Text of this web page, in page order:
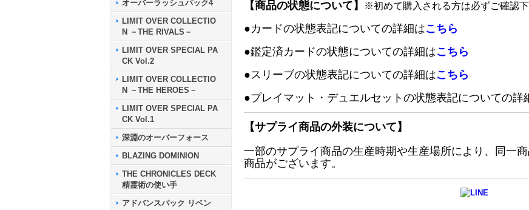
オーバーラッシュパック4
LIMIT OVER COLLECTIO
N －THE RIVALS－
LIMIT OVER SPECIAL PA
CK Vol.2
LIMIT OVER COLLECTIO
N －THE HEROES－
LIMIT OVER SPECIAL PA
CK Vol.1
深淵のオーバーフォース
BLAZING DOMINION
THE CHRONICLES DECK
精霊術の使い手
アドバンスパック リベン
【商品の状態について】 ※初めて購入される方は必ずご確認下
●カードの状態表記についての詳細はこちら
●鑑定済カードの状態についての詳細はこちら
●スリーブの状態表記についての詳細はこちら
●プレイマット・デュエルセットの状態表記についての詳
【サプライ商品の外装について】
一部のサプライ商品の生産時期や生産場所により、同一
商品がございます。